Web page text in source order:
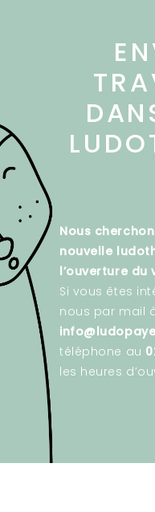
Nous
nouvelle
l’ouverture du
Si vous êtes
nous par mail
téléphone au
les heures